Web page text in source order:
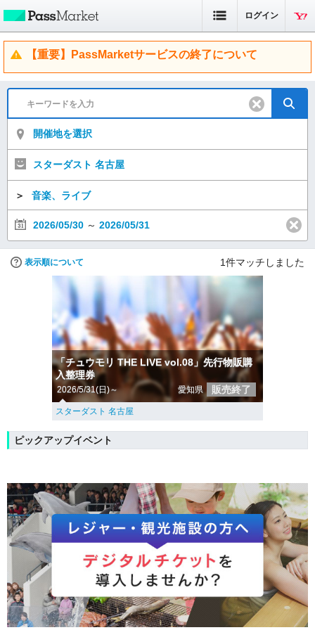
ログイン
【重要】PassMarketサービスの終了について
開催地を選択
スターダスト 名古屋
＞ 音楽、ライブ
2026/05/30 ～ 2026/05/31
表示順について 1件マッチしました
「チュウモリ THE LIVE vol.08」先行物販購
入整理券
2026/5/31(日)～ 愛知県 販売終了
スターダスト 名古屋
ピックアップイベント